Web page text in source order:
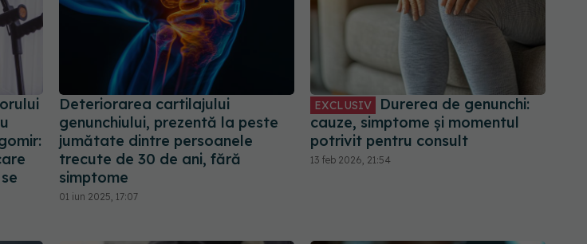
Deteriorarea cartilajului
genunchiului, prezentă la peste
jumătate dintre persoanele
trecute de 30 de ani, fără
simptome
01 iun 2025, 17:07
EXCLUSIV
Durerea de genunchi:
cauze, simptome și momentul
potrivit pentru consult
13 feb 2026, 21:54